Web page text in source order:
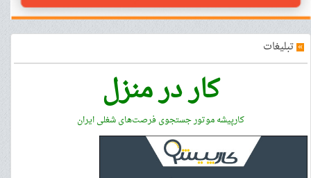
» تبلیغات
کار در منزل
کارپیشه موتور جستجوی فرصت‌های شغلی ایران